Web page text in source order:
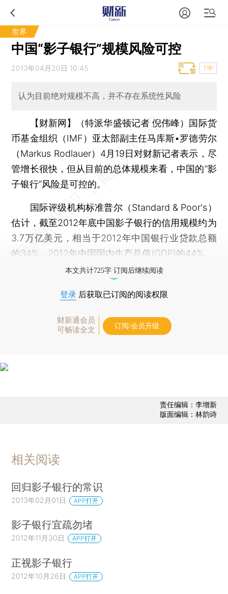
世界
中国“影子银行”规模风险可控
2013年04月20日 10:45 T中
认为目前绝对规模不高，并不存在系统性风险
【财新网】（特派华盛顿记者 倪伟峰） 国际货
币基金组织（IMF）亚太部副主任马库斯•罗德劳尔
（Markus Rodlauer）4月19日对财新记者表示，尽
管增长很快，但从目前的总体规模来看，中国的“影
子银行”风险是可控的。
国际评级机构标准普尔（Standard & Poor's）
估计，截至2012年底中国影子银行的信用规模约为
3.7万亿美元，相当于2012年中国银行业贷款总额
的34%，2012年中国国内生产总值(GDP)的44%。
本文共计725字 订阅后继续阅读
登录 后获取已订阅的阅读权限
财新通会员
可畅读全文
订阅/会员升级
责任编辑：李增新
版面编辑：林韵诗
相关阅读
回归影子银行的常识
2013年02月01日 APP打开
影子银行宜疏勿堵
2012年11月30日 APP打开
正视影子银行
2012年10月26日 APP打开